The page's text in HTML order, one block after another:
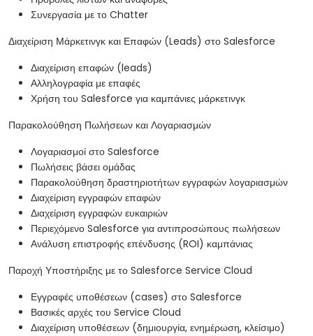
Συνεργασία με το Chatter
Διαχείριση Μάρκετινγκ και Επαφών (Leads) στο Salesforce
Διαχείριση επαφών (leads)
Αλληλογραφία με επαφές
Χρήση του Salesforce για καμπάνιες μάρκετινγκ
Παρακολούθηση Πωλήσεων και Λογαριασμών
Λογαριασμοί στο Salesforce
Πωλήσεις βάσει ομάδας
Παρακολούθηση δραστηριοτήτων εγγραφών λογαριασμών
Διαχείριση εγγραφών επαφών
Διαχείριση εγγραφών ευκαιριών
Περιεχόμενο Salesforce για αντιπροσώπους πωλήσεων
Ανάλυση επιστροφής επένδυσης (ROI) καμπάνιας
Παροχή Υποστήριξης με το Salesforce Service Cloud
Εγγραφές υποθέσεων (cases) στο Salesforce
Βασικές αρχές του Service Cloud
Διαχείριση υποθέσεων (δημιουργία, ενημέρωση, κλείσιμο)